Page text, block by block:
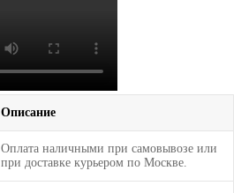
Описание
Оплата наличными при самовывозе или
при доставке курьером по Москве.